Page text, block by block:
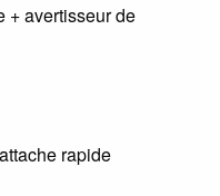
+ avertisseur de
rapide